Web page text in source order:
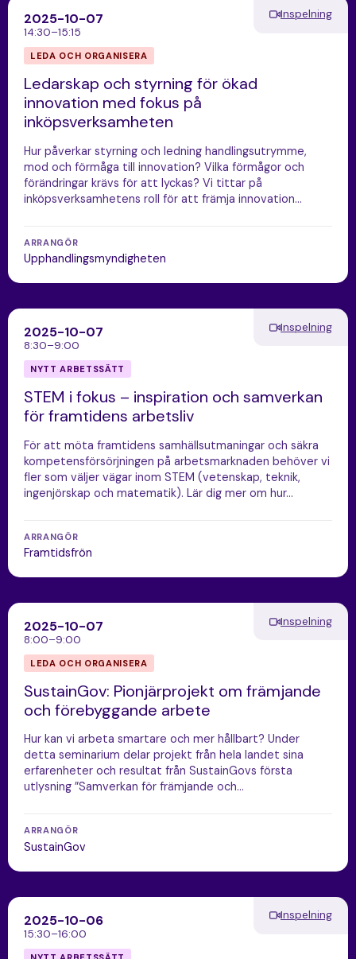
2025-10-07
14:30–15:15
Inspelning
LEDA OCH ORGANISERA
Ledarskap och styrning för ökad
innovation med fokus på
inköpsverksamheten
Hur påverkar styrning och ledning handlingsutrymme,
mod och förmåga till innovation? Vilka förmågor och
förändringar krävs för att lyckas? Vi tittar på
inköpsverksamhetens roll för att främja innovation…
ARRANGÖR
Upphandlingsmyndigheten
2025-10-07
8:30–9:00
Inspelning
NYTT ARBETSSÄTT
STEM i fokus – inspiration och samverkan
för framtidens arbetsliv
För att möta framtidens samhällsutmaningar och säkra
kompetensförsörjningen på arbetsmarknaden behöver vi
fler som väljer vägar inom STEM (vetenskap, teknik,
ingenjörskap och matematik). Lär dig mer om hur…
ARRANGÖR
Framtidsfrön
2025-10-07
8:00–9:00
Inspelning
LEDA OCH ORGANISERA
SustainGov: Pionjärprojekt om främjande
och förebyggande arbete
Hur kan vi arbeta smartare och mer hållbart? Under
detta seminarium delar projekt från hela landet sina
erfarenheter och resultat från SustainGovs första
utlysning ”Samverkan för främjande och…
ARRANGÖR
SustainGov
2025-10-06
15:30–16:00
Inspelning